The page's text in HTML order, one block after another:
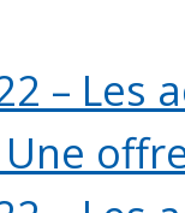
– Les
Une